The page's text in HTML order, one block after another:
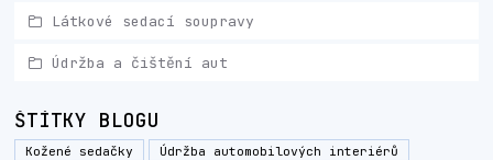
Látkové sedací soupravy
Údržba a čištění aut
ŠTÍTKY BLOGU
Kožené sedačky
Údržba automobilových interiérů